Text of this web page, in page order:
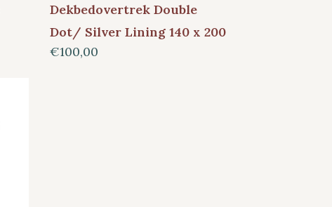
Dekbedovertrek Double
Dot/ Silver Lining 140 x 200
€100,00